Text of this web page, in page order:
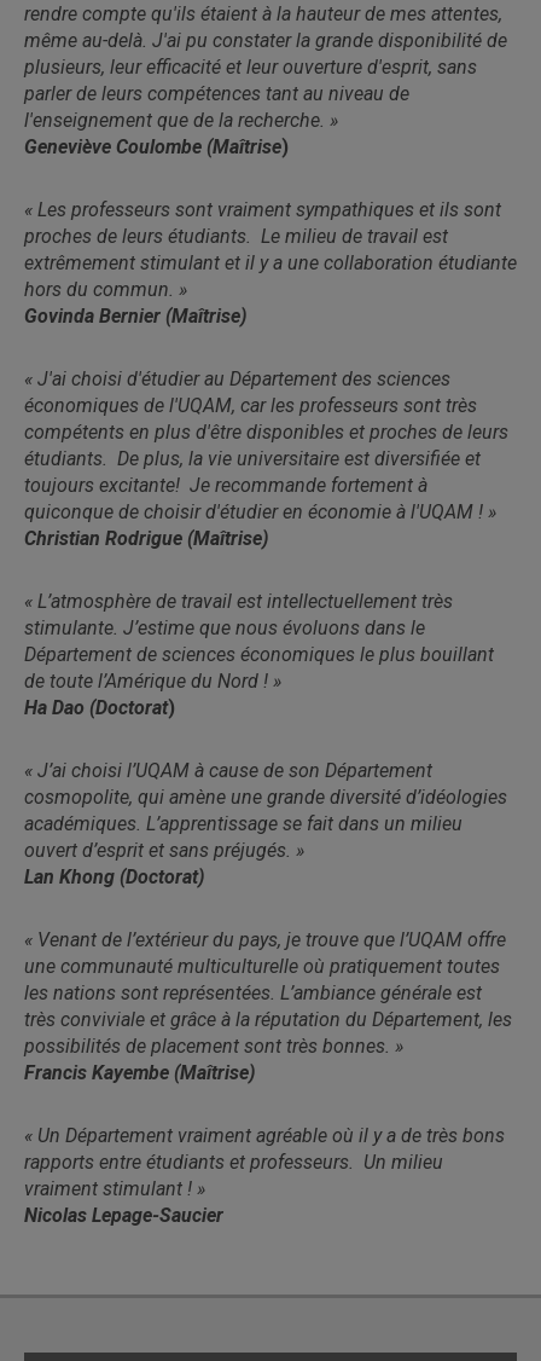
rendre compte qu'ils étaient à la hauteur de mes attentes,
même au-delà. J'ai pu constater la grande disponibilité de
plusieurs, leur efficacité et leur ouverture d'esprit, sans
parler de leurs compétences tant au niveau de
l'enseignement que de la recherche. »
Geneviève Coulombe (Maîtrise)
« Les professeurs sont vraiment sympathiques et ils sont
proches de leurs étudiants. Le milieu de travail est
extrêmement stimulant et il y a une collaboration étudiante
hors du commun. »
Govinda Bernier (Maîtrise)
« J'ai choisi d'étudier au Département des sciences
économiques de l'UQAM, car les professeurs sont très
compétents en plus d'être disponibles et proches de leurs
étudiants. De plus, la vie universitaire est diversifiée et
toujours excitante! Je recommande fortement à
quiconque de choisir d'étudier en économie à l'UQAM ! »
Christian Rodrigue (Maîtrise)
« L’atmosphère de travail est intellectuellement très
stimulante. J’estime que nous évoluons dans le
Département de sciences économiques le plus bouillant
de toute l’Amérique du Nord ! »
Ha Dao (Doctorat)
« J’ai choisi l’UQAM à cause de son Département
cosmopolite, qui amène une grande diversité d’idéologies
académiques. L’apprentissage se fait dans un milieu
ouvert d’esprit et sans préjugés. »
Lan Khong (Doctorat)
« Venant de l’extérieur du pays, je trouve que l’UQAM offre
une communauté multiculturelle où pratiquement toutes
les nations sont représentées. L’ambiance générale est
très conviviale et grâce à la réputation du Département, les
possibilités de placement sont très bonnes. »
Francis Kayembe (Maîtrise)
« Un Département vraiment agréable où il y a de très bons
rapports entre étudiants et professeurs. Un milieu
vraiment stimulant ! »
Nicolas Lepage-Saucier